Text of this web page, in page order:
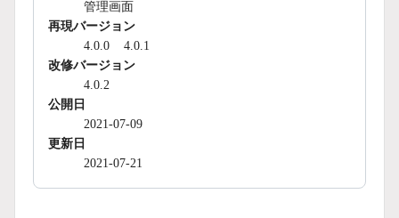
管理画面
再現バージョン
4.0.0
4.0.1
改修バージョン
4.0.2
公開日
2021-07-09
更新日
2021-07-21